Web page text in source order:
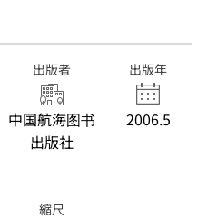
出版者
中国航海图书
出版社
出版年
2006.5
縮尺